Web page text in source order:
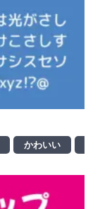
かわいい